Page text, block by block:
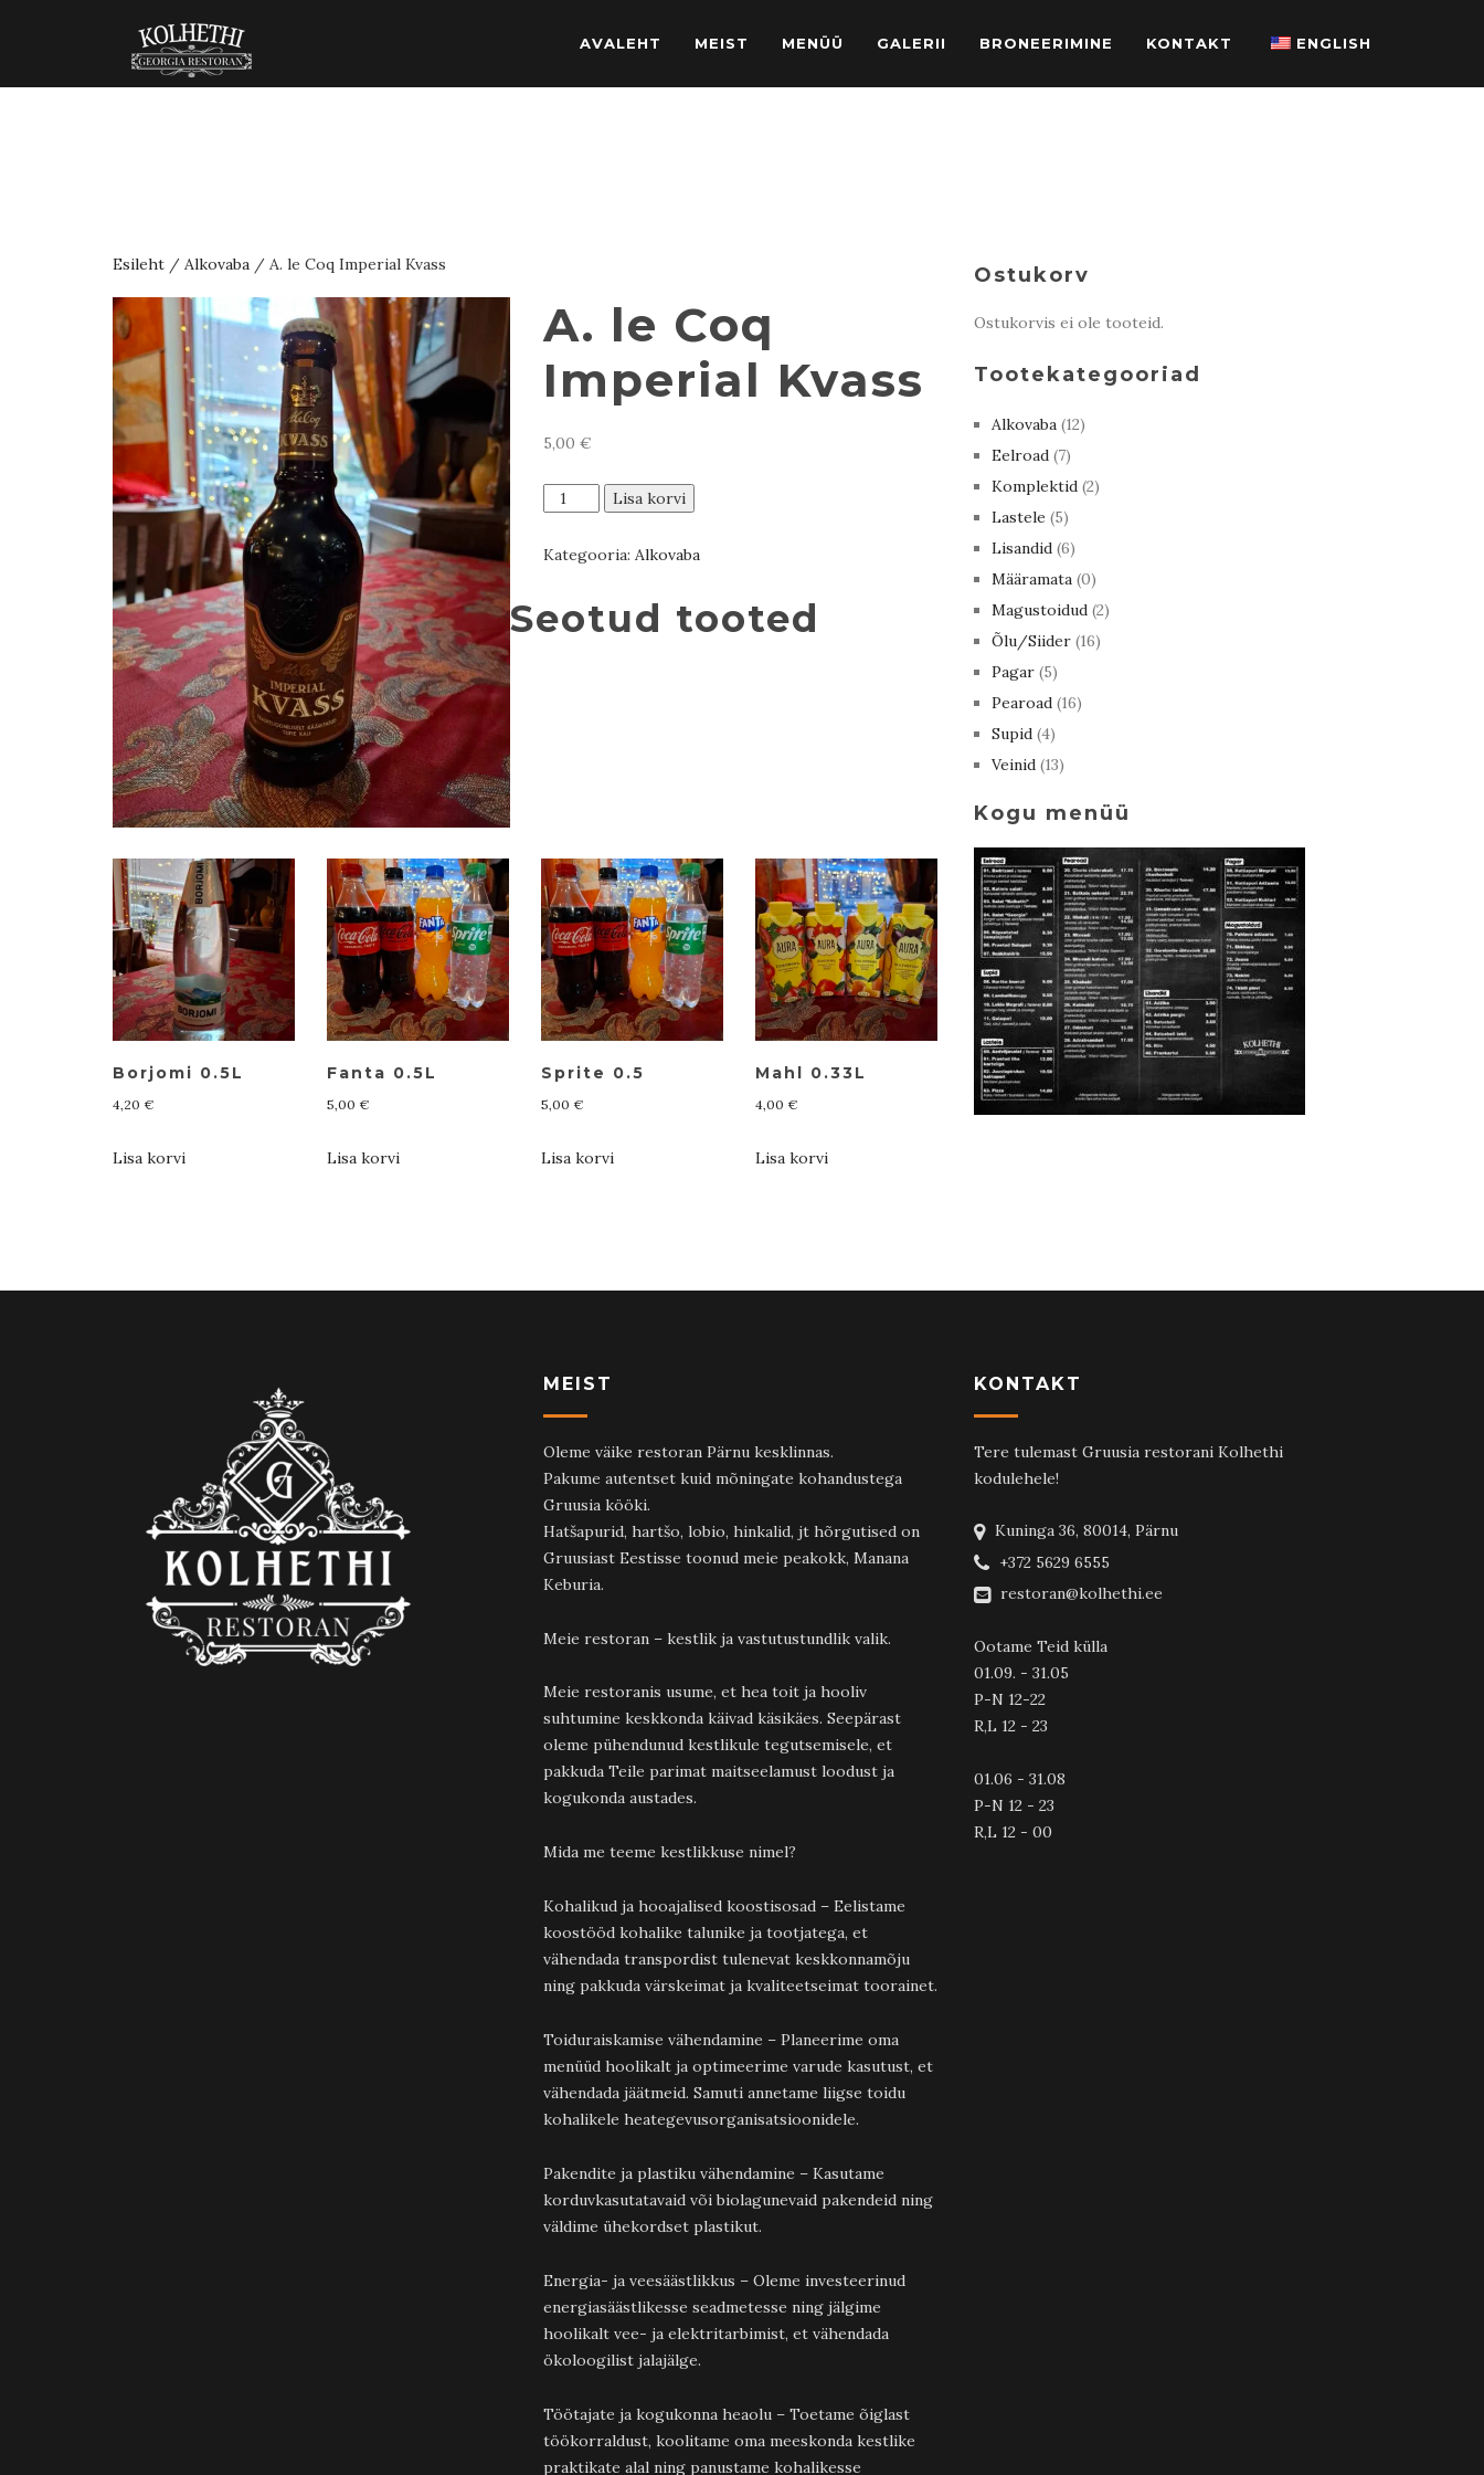
AVALEHT MEIST MENÜÜ GALERII BRONEERIMINE KONTAKT ENGLISH
Esileht / Alkovaba / A. le Coq Imperial Kvass
A. le Coq
Imperial Kvass
5,00 €
le
Imperial
Lisa korvi
Kategooria: Alkovaba
Seotud tooted
Borjomi 0.5L
4,20 €
Lisa korvi
Fanta 0.5L
5,00 €
Lisa korvi
Sprite 0.5
5,00 €
Lisa korvi
Mahl 0.33L
4,00 €
Lisa korvi
Ostukorv
Ostukorvis ei ole tooteid.
Tootekategooriad
Alkovaba (12)
Eelroad (7)
Komplektid (2)
Lastele (5)
Lisandid (6)
Määramata (0)
Magustoidud (2)
Õlu/Siider (16)
Pagar (5)
Pearoad (16)
Supid (4)
Veinid (13)
Kogu menüü
MEIST
Oleme väike restoran Pärnu kesklinnas.
Pakume autentset kuid mõningate kohandustega
Gruusia kööki.
Hatšapurid, hartšo, lobio, hinkalid, jt hõrgutised on
Gruusiast Eestisse toonud meie peakokk, Manana
Keburia.
Meie restoran – kestlik ja vastutustundlik valik.
Meie restoranis usume, et hea toit ja hooliv
suhtumine keskkonda käivad käsikäes. Seepärast
oleme pühendunud kestlikule tegutsemisele, et
pakkuda Teile parimat maitseelamust loodust ja
kogukonda austades.
Mida me teeme kestlikkuse nimel?
Kohalikud ja hooajalised koostisosad – Eelistame
koostööd kohalike talunike ja tootjatega, et
vähendada transpordist tulenevat keskkonnamõju
ning pakkuda värskeimat ja kvaliteetseimat toorainet.
Toiduraiskamise vähendamine – Planeerime oma
menüüd hoolikalt ja optimeerime varude kasutust, et
vähendada jäätmeid. Samuti annetame liigse toidu
kohalikele heategevusorganisatsioonidele.
Pakendite ja plastiku vähendamine – Kasutame
korduvkasutatavaid või biolagunevaid pakendeid ning
väldime ühekordset plastikut.
Energia- ja veesäästlikkus – Oleme investeerinud
energiasäästlikesse seadmetesse ning jälgime
hoolikalt vee- ja elektritarbimist, et vähendada
ökoloogilist jalajälge.
Töötajate ja kogukonna heaolu – Toetame õiglast
töökorraldust, koolitame oma meeskonda kestlike
praktikate alal ning panustame kohalikesse
KONTAKT
Tere tulemast Gruusia restorani Kolhethi
kodulehele!
Kuninga 36, 80014, Pärnu
+372 5629 6555
restoran@kolhethi.ee
Ootame Teid külla
01.09. - 31.05
P-N 12-22
R,L 12 - 23
01.06 - 31.08
P-N 12 - 23
R,L 12 - 00